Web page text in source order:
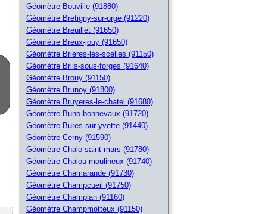
Géomètre Bouville (91880)
Géomètre Bretigny-sur-orge (91220)
Géomètre Breuillet (91650)
Géomètre Breux-jouy (91650)
Géomètre Brieres-les-scelles (91150)
Géomètre Briis-sous-forges (91640)
Géomètre Brouy (91150)
Géomètre Brunoy (91800)
Géomètre Bruyeres-le-chatel (91680)
Géomètre Buno-bonnevaux (91720)
Géomètre Bures-sur-yvette (91440)
Géomètre Cerny (91590)
Géomètre Chalo-saint-mars (91780)
Géomètre Chalou-moulineux (91740)
Géomètre Chamarande (91730)
Géomètre Champcueil (91750)
Géomètre Champlan (91160)
Géomètre Champmotteux (91150)